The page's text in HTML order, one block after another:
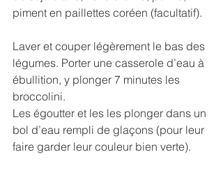
piment en paillettes coréen (facultatif).
Laver et couper légèrement le bas des
légumes. Porter une casserole d’eau à
ébullition, y plonger 7 minutes les
broccolini.
Les égoutter et les les plonger dans un
bol d’eau rempli de glaçons (pour leur
faire garder leur couleur bien verte).